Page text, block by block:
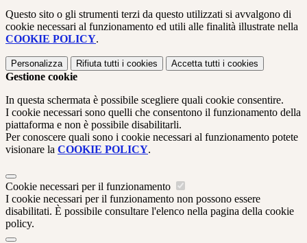
Questo sito o gli strumenti terzi da questo utilizzati si avvalgono di
cookie necessari al funzionamento ed utili alle finalità illustrate nella
COOKIE POLICY.
Personalizza Rifiuta tutti i cookies Accetta tutti i cookies
Gestione cookie
In questa schermata è possibile scegliere quali cookie consentire.
I cookie necessari sono quelli che consentono il funzionamento della
piattaforma e non è possibile disabilitarli.
Per conoscere quali sono i cookie necessari al funzionamento potete
visionare la COOKIE POLICY.
Cookie necessari per il funzionamento
I cookie necessari per il funzionamento non possono essere
disabilitati. È possibile consultare l'elenco nella pagina della cookie
policy.